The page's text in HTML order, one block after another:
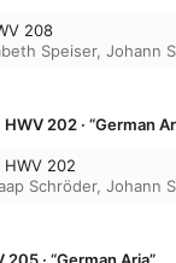
208
Speiser, Johann
202 · “German
202
Schröder, Johann